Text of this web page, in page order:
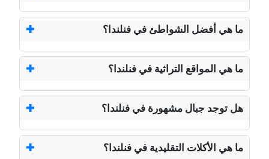
ما هي أفضل الشواطئ في فنلندا؟
ما هي المواقع التراثية في فنلندا؟
هل توجد جبال مشهورة في فنلندا؟
ما هي الأكلات التقليدية في فنلندا؟